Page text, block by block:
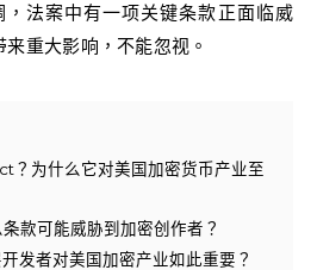
法案中有一项关键条款正面临威
重大影响，不能忽视。
？为什么它对美国加密货币产业至
款可能威胁到加密创作者？
发者对美国加密产业如此重要？